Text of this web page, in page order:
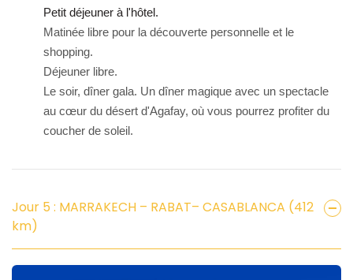
Petit déjeuner à l'hôtel.
Matinée libre pour la découverte personnelle et le
shopping.
Déjeuner libre.
Le soir, dîner gala. Un dîner magique avec un spectacle
au cœur du désert d'Agafay, où vous pourrez profiter du
coucher de soleil.
Jour 5 : MARRAKECH – RABAT– CASABLANCA (412
km)